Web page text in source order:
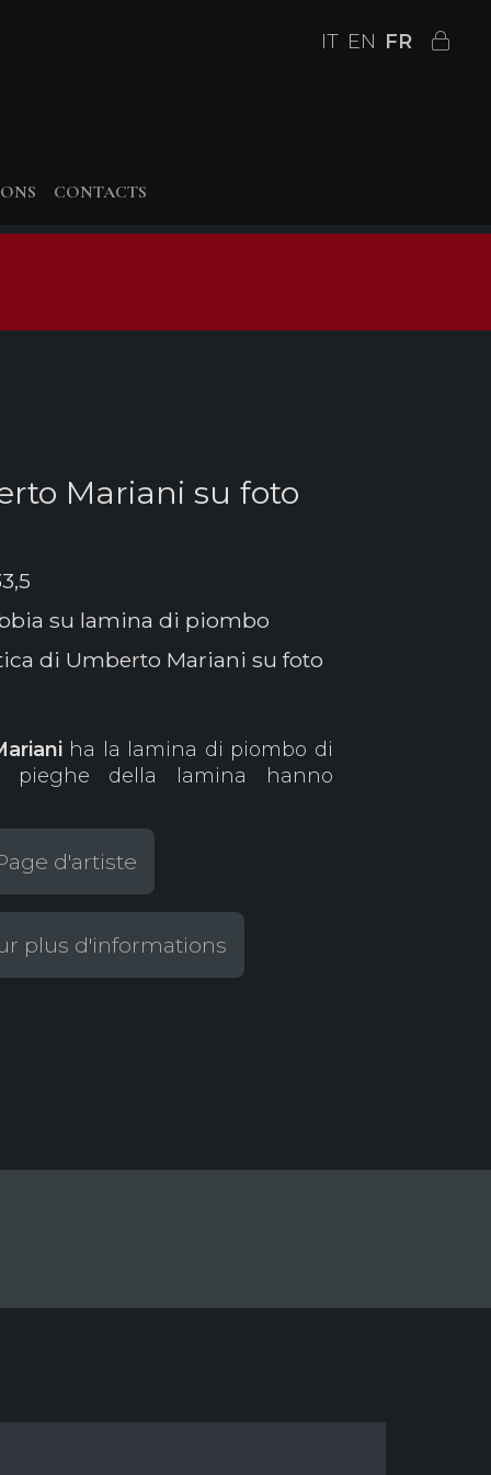
IT EN FR
CONTACTS
Mariani su foto
su lamina di piombo
di Umberto Mariani su foto
ha la lamina di piombo di
pieghe della lamina hanno
d'artiste
plus d'informations